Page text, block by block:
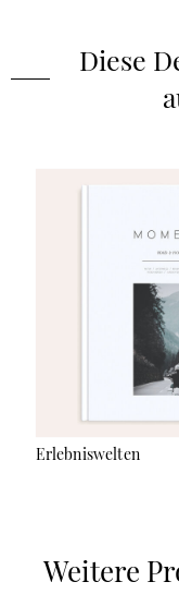
die Ewigkeit
Diese
Erlebniswelten
Weitere